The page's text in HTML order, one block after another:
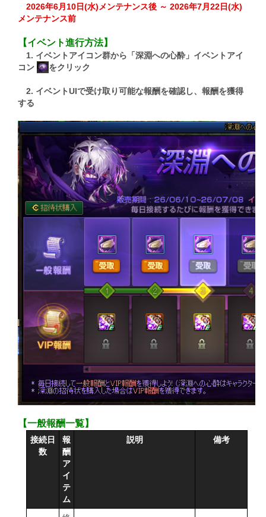
2026年6月10日(水)メンテナンス後 ～ 2026年7月22日(水)
メンテナンス前
【イベント進行方法】
1. イベントアイコン群から「深淵への心酔」イベントアイ
コン
をクリック
2. イベントUIで受け取り可能な報酬を確認し、報酬を獲得
する
【一般報酬一覧】
接続日
数
報
酬
ア
イ
テ
ム
説明 備考